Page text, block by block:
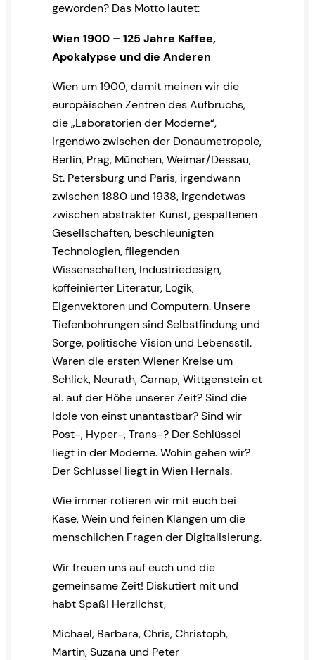
geworden? Das Motto lautet:
Wien 1900 – 125 Jahre Kaffee,
Apokalypse und die Anderen
Wien um 1900, damit meinen wir die
europäischen Zentren des Aufbruchs,
die „Laboratorien der Moderne“,
irgendwo zwischen der Donaumetropole,
Berlin, Prag, München, Weimar/Dessau,
St. Petersburg und Paris, irgendwann
zwischen 1880 und 1938, irgendetwas
zwischen abstrakter Kunst, gespaltenen
Gesellschaften, beschleunigten
Technologien, fliegenden
Wissenschaften, Industriedesign,
koffeinierter Literatur, Logik,
Eigenvektoren und Computern. Unsere
Tiefenbohrungen sind Selbstfindung und
Sorge, politische Vision und Lebensstil.
Waren die ersten Wiener Kreise um
Schlick, Neurath, Carnap, Wittgenstein et
al. auf der Höhe unserer Zeit? Sind die
Idole von einst unantastbar? Sind wir
Post-, Hyper-, Trans-? Der Schlüssel
liegt in der Moderne. Wohin gehen wir?
Der Schlüssel liegt in Wien Hernals.
Wie immer rotieren wir mit euch bei
Käse, Wein und feinen Klängen um die
menschlichen Fragen der Digitalisierung.
Wir freuen uns auf euch und die
gemeinsame Zeit! Diskutiert mit und
habt Spaß! Herzlichst,
Michael, Barbara, Chris, Christoph,
Martin, Suzana und Peter